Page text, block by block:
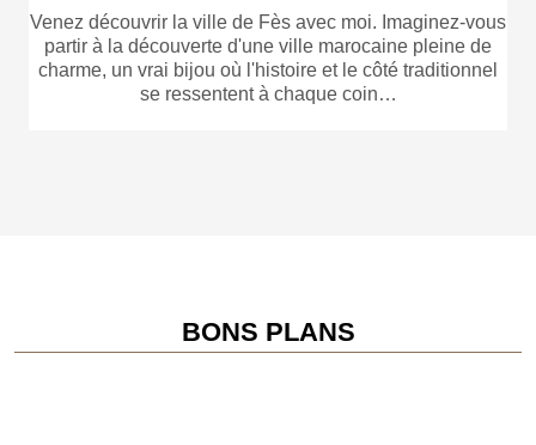
Venez découvrir la ville de Fès avec moi. Imaginez-vous
partir à la découverte d'une ville marocaine pleine de
charme, un vrai bijou où l'histoire et le côté traditionnel
se ressentent à chaque coin…
BONS PLANS